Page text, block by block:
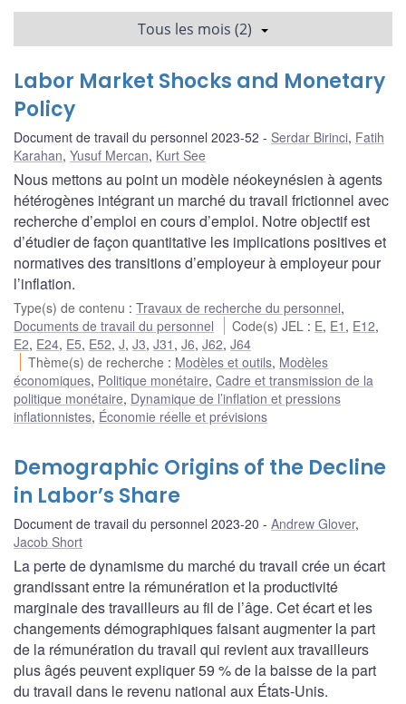
Tous les mois (2)
Labor Market Shocks and Monetary
Policy
Document de travail du personnel 2023-52 Serdar Birinci, Fatih
Karahan, Yusuf Mercan, Kurt See
Nous mettons au point un modèle néokeynésien à agents
hétérogènes intégrant un marché du travail frictionnel avec
recherche d’emploi en cours d’emploi. Notre objectif est
d’étudier de façon quantitative les implications positives et
normatives des transitions d’employeur à employeur pour
l’inflation.
Type(s) de contenu : Travaux de recherche du personnel,
Documents de travail du personnel
Code(s) JEL : E, E1 , E12,
E2, E24, E5, E52, J, J3, J31 , J6, J62, J64
Thème(s) de recherche : Modèles et outils, Modèles
économiques, Politique monétaire, Cadre et transmission de la
politique monétaire, Dynamique de l’inflation et pressions
inflationnistes, Économie réelle et prévisions
Demographic Origins of the Decline
in Labor’s Share
Document de travail du personnel 2023-20 Andrew Glover,
Jacob Short
La perte de dynamisme du marché du travail crée un écart
grandissant entre la rémunération et la productivité
marginale des travailleurs au fil de l’âge. Cet écart et les
changements démographiques faisant augmenter la part
de la rémunération du travail qui revient aux travailleurs
plus âgés peuvent expliquer 59 % de la baisse de la part
du travail dans le revenu national aux États-Unis.